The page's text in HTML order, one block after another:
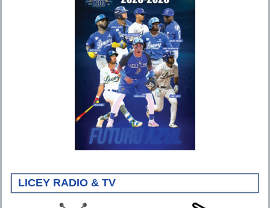
LICEY RADIO & TV